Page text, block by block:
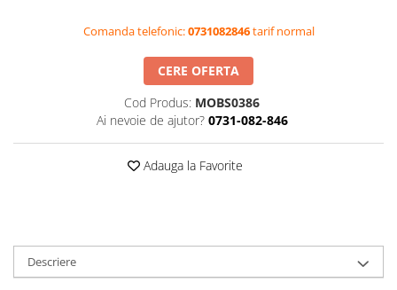
Videoconferinta si Colaborare
Camere Videoconferinta
Tehnologie Educationala
Ochelari VR-3D
Software Educational
Table Interactive
Display-uri Interactive
Comanda telefonic:0731082846tarif normal
CERE OFERTA
Cod Produs: MOBS0386
Ai nevoie de ajutor? 0731-082-846
Adauga la Favorite
Descriere